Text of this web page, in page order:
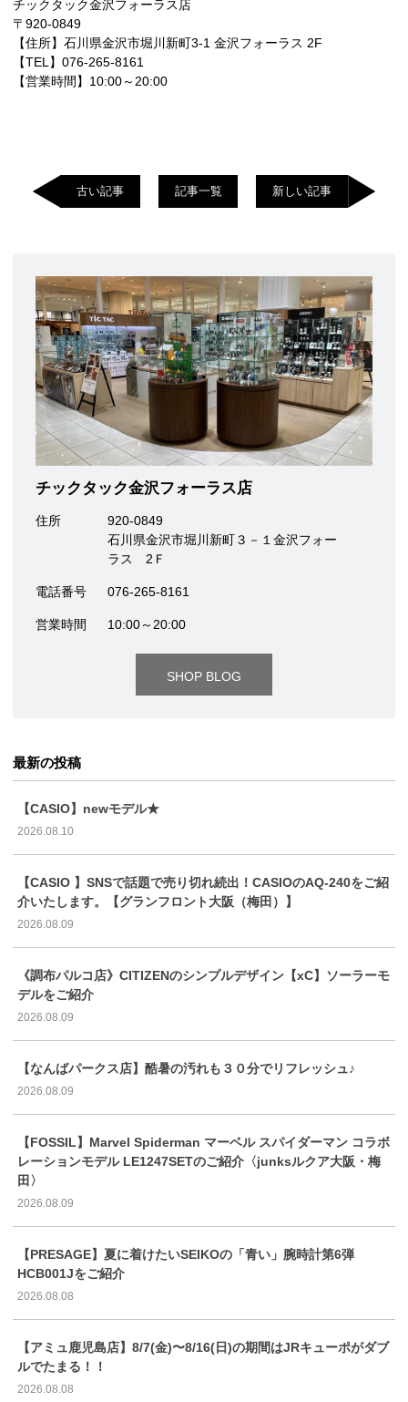
チックタック金沢フォーラス店
〒920-0849
【住所】石川県金沢市堀川新町3-1 金沢フォーラス 2F
【TEL】076-265-8161
【営業時間】10:00～20:00
古い記事 記事一覧 新しい記事
チックタック金沢フォーラス店
住所
920-0849
石川県金沢市堀川新町３－１金沢フォー
ラス 2Ｆ
電話番号 076-265-8161
営業時間 10:00～20:00
SHOP BLOG
最新の投稿
【CASIO】newモデル★
2026.08.10
【CASIO 】SNSで話題で売り切れ続出！CASIOのAQ-240をご紹
介いたします。【グランフロント大阪（梅田）】
2026.08.09
《調布パルコ店》CITIZENのシンプルデザイン【xC】ソーラーモ
デルをご紹介
2026.08.09
【なんばパークス店】酷暑の汚れも３０分でリフレッシュ♪
2026.08.09
【FOSSIL】Marvel Spiderman マーベル スパイダーマン コラボ
レーションモデル LE1247SETのご紹介〈junksルクア大阪・梅
田〉
2026.08.09
【PRESAGE】夏に着けたいSEIKOの「青い」腕時計第6弾
HCB001Jをご紹介
2026.08.08
【アミュ鹿児島店】8/7(金)〜8/16(日)の期間はJRキューポがダブ
ルでたまる！！
2026.08.08